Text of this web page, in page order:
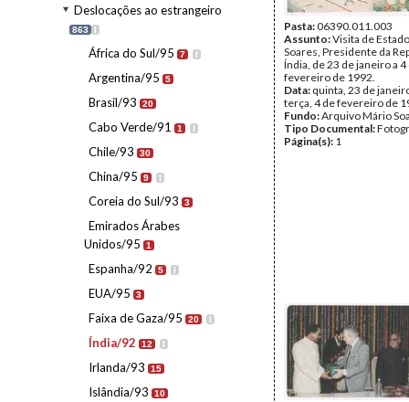
Deslocações ao estrangeiro
863 I
África do Sul/95 7 I
Argentina/95 5
Brasil/93 20
Cabo Verde/91 1 I
Chile/93 30
China/95 9 I
Coreia do Sul/93 3
Emirados Árabes
Unidos/95
1
Espanha/92 5 I
EUA/95 3
Faixa de Gaza/95 20 I
Índia/92 12 I
Irlanda/93 15
Islândia/93 10
Pasta:06390.011.003
Assunto:Visita de
Soares, Presidente da
Índia, de 23 de janeiro a 4
fevereiro de 1992.
Data: quinta, 23 de
terça, 4 de fevereiro de
Fundo:Arquivo Mário
Tipo Documental:
Página(s): 1